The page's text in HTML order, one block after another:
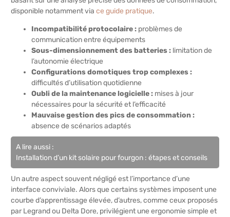
disponible notamment via ce guide pratique.
Incompatibilité protocolaire : problèmes de
communication entre équipements
Sous-dimensionnement des batteries : limitation de
l’autonomie électrique
Configurations domotiques trop complexes :
difficultés d’utilisation quotidienne
Oubli de la maintenance logicielle : mises à jour
nécessaires pour la sécurité et l’efficacité
Mauvaise gestion des pics de consommation :
absence de scénarios adaptés
A lire aussi :
Installation d’un kit solaire pour fourgon : étapes et conseils
Un autre aspect souvent négligé est l’importance d’une
interface conviviale. Alors que certains systèmes imposent une
courbe d’apprentissage élevée, d’autres, comme ceux proposés
par Legrand ou Delta Dore, privilégient une ergonomie simple et